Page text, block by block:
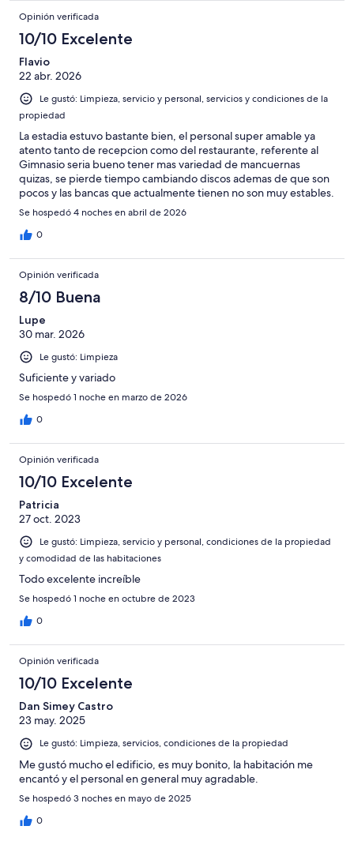
Opinión verificada
10/10 Excelente
Flavio
22 abr. 2026
Le gustó: Limpieza, servicio y personal, servicios y condiciones de la
propiedad
La estadia estuvo bastante bien, el personal super amable ya
atento tanto de recepcion como del restaurante, referente al
Gimnasio seria bueno tener mas variedad de mancuernas
quizas, se pierde tiempo cambiando discos ademas de que son
pocos y las bancas que actualmente tienen no son muy estables.
Se hospedó 4 noches en abril de 2026
0
Opinión verificada
8/10 Buena
Lupe
30 mar. 2026
Le gustó: Limpieza
Suficiente y variado
Se hospedó 1 noche en marzo de 2026
0
Opinión verificada
10/10 Excelente
Patricia
27 oct. 2023
Le gustó: Limpieza, servicio y personal, condiciones de la propiedad
y comodidad de las habitaciones
Todo excelente increíble
Se hospedó 1 noche en octubre de 2023
0
Opinión verificada
10/10 Excelente
Dan Simey Castro
23 may. 2025
Le gustó: Limpieza, servicios, condiciones de la propiedad
Me gustó mucho el edificio, es muy bonito, la habitación me
encantó y el personal en general muy agradable.
Se hospedó 3 noches en mayo de 2025
0